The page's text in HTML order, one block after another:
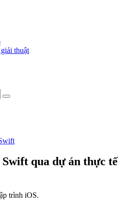
thuật
qua dự án thực tế
trình iOS.